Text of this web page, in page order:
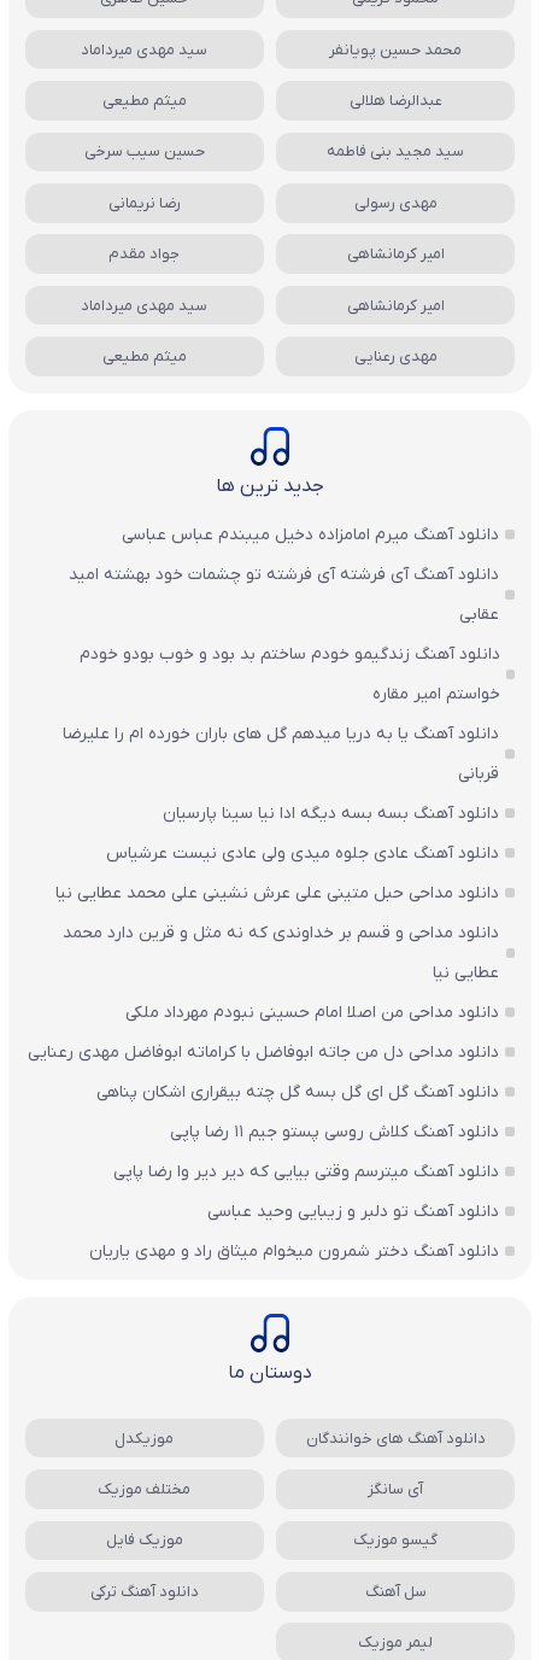
محمد حسین پویانفر سید مهدی میرداماد
عبدالرضا هلالی میثم مطیعی
سید مجید بنی فاطمه حسین سیب سرخی
مهدی رسولی رضا نریمانی
امیر کرمانشاهی جواد مقدم
امیر کرمانشاهی سید مهدی میرداماد
مهدی رعنایی میثم مطیعی
جدید ترین ها
دانلود آهنگ میرم امامزاده دخیل میبندم عباس عباسی
دانلود آهنگ آی فرشته آی فرشته تو چشمات خود بهشته امید
عقابی
دانلود آهنگ زندگیمو خودم ساختم بد بود و خوب بودو خودم
خواستم امیر مقاره
دانلود آهنگ یا به دریا میدهم گل های باران‌ خورده ام را علیرضا
قربانی
دانلود آهنگ بسه بسه دیگه ادا نیا سینا پارسیان
دانلود آهنگ عادی جلوه میدی ولی عادی نیست عرشیاس
دانلود مداحی حبل متینی علی عرش نشینی علی محمد عطایی نیا
دانلود مداحی و قسم بر خداوندی که نه مثل و قرین دارد محمد
عطایی نیا
دانلود مداحی من اصلا امام حسینی نبودم مهرداد ملکی
دانلود مداحی دل من جاته ابوفاضل با کراماته ابوفاضل مهدی رعنایی
دانلود آهنگ گل ای گل بسه گل چته بیقراری اشکان پناهی
دانلود آهنگ کلاش روسی پستو جیم ۱۱ رضا پاپی
دانلود آهنگ میترسم وقتی بیایی که دیر دیر وا رضا پاپی
دانلود آهنگ تو دلبر و زیبایی وحید عباسی
دانلود آهنگ دختر شمرون میخوام میثاق راد و مهدی یاریان
دوستان ما
دانلود آهنگ های خوانندگان موزیکدل
آی سانگز مختلف موزیک
گیسو موزیک موزیک فایل
سل آهنگ دانلود آهنگ ترکی
لیمر موزیک